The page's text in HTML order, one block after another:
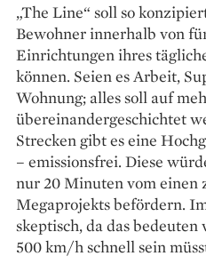
„The Line“ soll so
Bewohner innerhalb von
Einrichtungen ihres
können. Seien es Arbeit,
Wohnung; alles soll auf
übereinandergeschichtet
Strecken gibt es eine
– emissionsfrei. Diese
nur 20 Minuten vom einen
Megaprojekts befördern.
skeptisch, da das
500 km/h schnell sein